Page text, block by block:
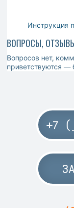
Инструкция
ВОПРОСЫ,
Вопросов нет,
приветствуются —